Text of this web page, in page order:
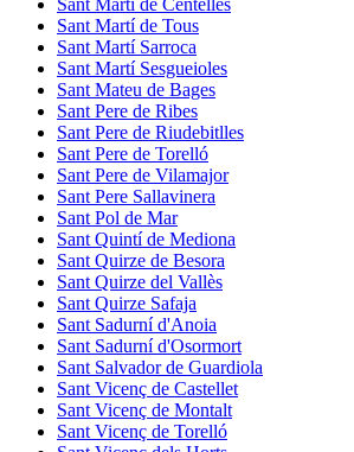
Sant Martí de Tous
Sant Martí Sarroca
Sant Martí Sesgueioles
Sant Mateu de Bages
Sant Pere de Ribes
Sant Pere de Riudebitlles
Sant Pere de Torelló
Sant Pere de Vilamajor
Sant Pere Sallavinera
Sant Pol de Mar
Sant Quintí de Mediona
Sant Quirze de Besora
Sant Quirze del Vallès
Sant Quirze Safaja
Sant Sadurní d'Anoia
Sant Sadurní d'Osormort
Sant Salvador de Guardiola
Sant Vicenç de Castellet
Sant Vicenç de Montalt
Sant Vicenç de Torelló